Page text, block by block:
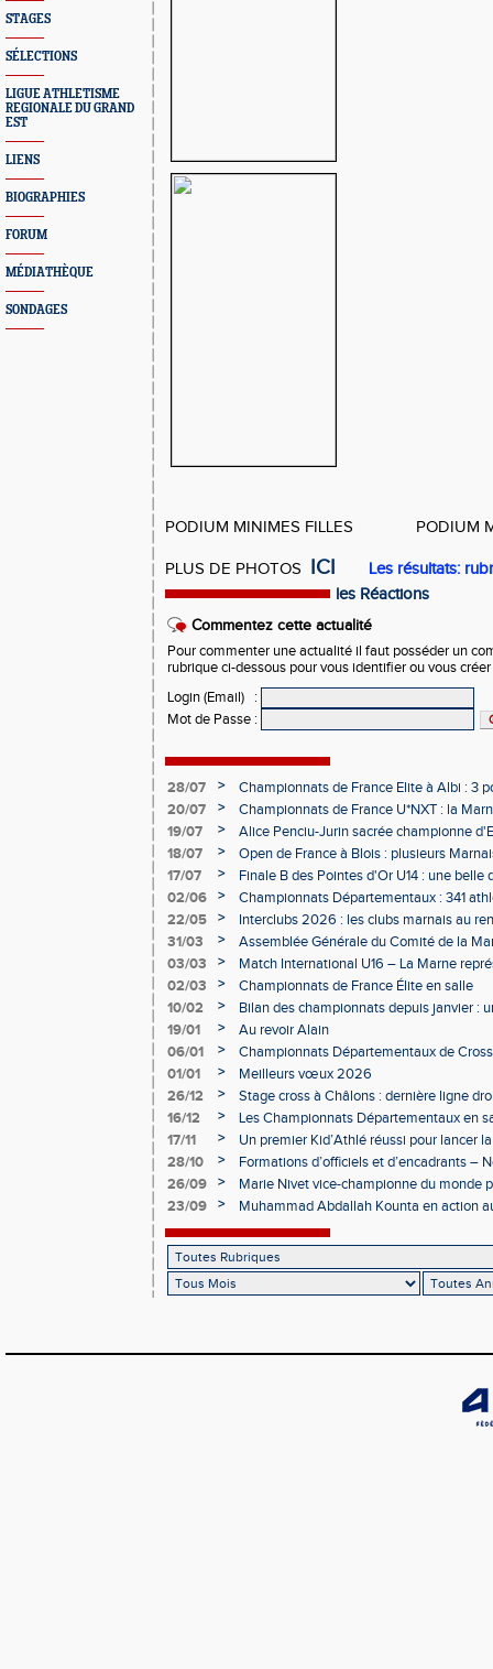
STAGES
SÉLECTIONS
LIGUE ATHLETISME
REGIONALE DU GRAND
EST
LIENS
BIOGRAPHIES
FORUM
MÉDIATHÈQUE
SONDAGES
PODIUM MINIMES FILLES PODIUM
PLUS DE PHOTOS ICI
Les résultats:
les Réactions
Commentez cette actualité
Pour commenter une actualité il faut posséder un
rubrique ci-dessous pour vous identifier ou vous
Login (Email)
:
Mot de Passe :
28/07 >
Championnats de France Elite à Albi : 3
20/07
>
Championnats de France U*NXT : la
Charléty
19/07 >
Alice Penciu-Jurin sacrée championne
18/07
>
Open de France à Blois : plusieurs
17/07
>
Finale B des Pointes d'Or U14 : une
Obernai
02/06 >
Championnats Départementaux : 341
Champagne
22/05 >
Interclubs 2026 : les clubs marnais au
31/03
>
Assemblée Générale du Comité de la
Épernay
03/03 >
Match International U16 – La Marne
02/03
>
Championnats de France Élite en salle
10/02
>
Bilan des championnats depuis janvier :
bien lancée
19/01 >
Au revoir Alain
06/01
>
Championnats Départementaux de
01/01
>
Meilleurs vœux 2026
26/12
>
Stage cross à Châlons : dernière ligne
Départementaux
16/12 >
Les Championnats Départementaux en
hivernale
17/11 >
Un premier Kid’Athlé réussi pour lancer
28/10
>
Formations d’officiels et d’encadrants –
26/09
>
Marie Nivet vice-championne du monde
23/09
> Muhammad Abdallah Kounta en action